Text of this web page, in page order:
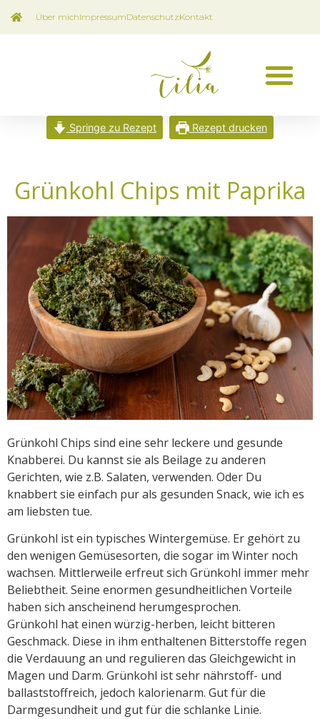
Über michImpressumDatenschutzKontakt
Springe zu Rezept Rezept drucken
Grünkohl Chips mit Paprika
Grünkohl Chips sind eine sehr leckere und gesunde
Knabberei. Du kannst sie als Beilage zu anderen
Gerichten, wie z.B. Salaten, verwenden. Oder Du
knabbert sie einfach pur als gesunden Snack, wie ich es
am liebsten tue.
Grünkohl ist ein typisches Wintergemüse. Er gehört zu
den wenigen Gemüsesorten, die sogar im Winter noch
wachsen. Mittlerweile erfreut sich Grünkohl immer mehr
Beliebtheit. Seine enormen gesundheitlichen Vorteile
haben sich anscheinend herumgesprochen.
Grünkohl hat einen würzig-herben, leicht bitteren
Geschmack. Diese in ihm enthaltenen Bitterstoffe regen
die Verdauung an und regulieren das Gleichgewicht in
Magen und Darm. Grünkohl ist sehr nährstoff- und
ballaststoffreich, jedoch kalorienarm. Gut für die
Darmgesundheit und gut für die schlanke Linie.